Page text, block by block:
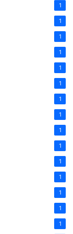
1
1
1
1
1
1
1
1
1
1
1
1
1
1
1